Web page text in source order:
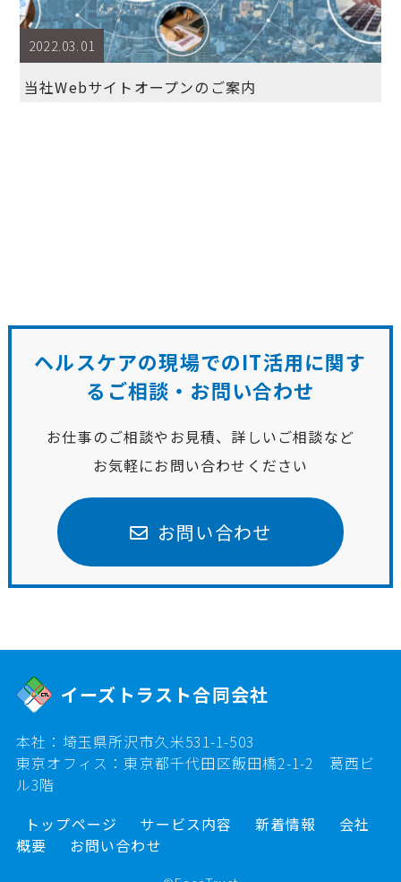
2022.03.01
当社Webサイトオープンのご案内
ヘルスケアの現場でのIT活用に関す
る ご相談・お問い合わせ
お仕事のご相談やお見積、詳しいご相談など
お気軽にお問い合わせください
お問い合わせ
イーズトラスト合同会社
本社：埼玉県所沢市久米531-1-503
東京オフィス：東京都千代田区飯田橋2-1-2 葛西ビ
ル3階
トップページ
サービス内容 新着情報
会社
概要
お問い合わせ